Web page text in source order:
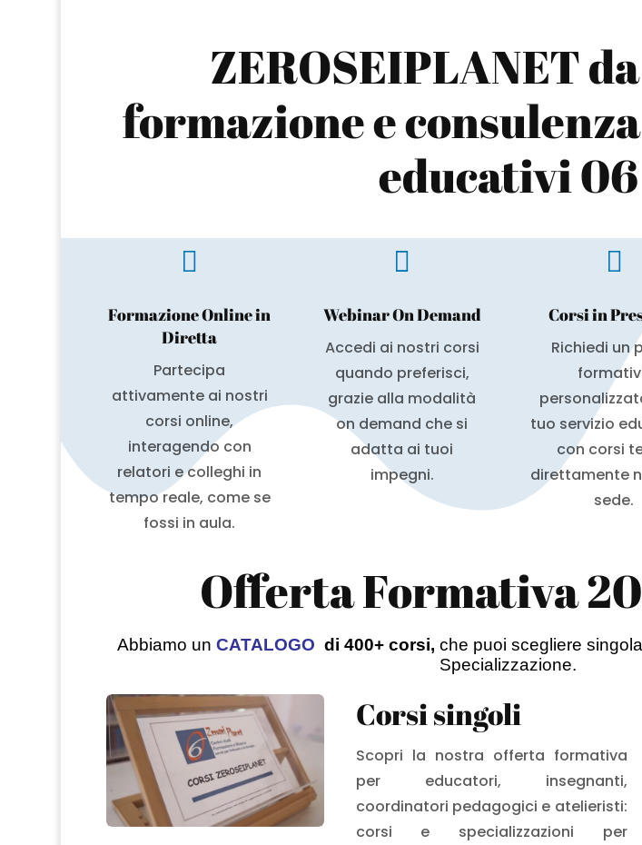
ZEROSEIPLANET
formazione e
educativi 06

Formazione Online in
Diretta
Partecipa
attivamente ai nostri
corsi online,
interagendo con
relatori e colleghi in
tempo reale, come se
fossi in aula.

Webinar On Demand
Accedi ai nostri corsi
quando preferisci,
grazie alla modalità
on demand che si
adatta ai tuoi
impegni.

Corsi in
Richiedi un
tuo servizio
con corsi
direttamente
sede.
Offerta Formativa
Abbiamo un CATALOGO di 400+ corsi, che puoi scegliere
Specializzazione.
Corsi singoli
Scopri la nostra offerta formativa
per educatori, insegnanti,
coordinatori pedagogici e atelieristi:
corsi e specializzazioni per